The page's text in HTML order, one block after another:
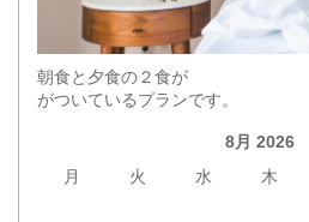
朝食と夕食の２食が
がついているプランです。
8月 2026
月
火 水 木